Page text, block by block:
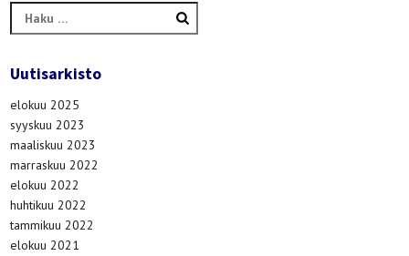
Haku:
Uutisarkisto
elokuu 2025
syyskuu 2023
maaliskuu 2023
marraskuu 2022
elokuu 2022
huhtikuu 2022
tammikuu 2022
elokuu 2021